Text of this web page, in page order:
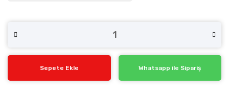
Sepete Ekle Whatsapp ile Sipariş